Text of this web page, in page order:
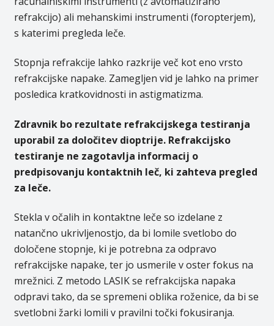
refrakcijo) ali mehanskimi instrumenti (foropterjem),
s katerimi pregleda leče.
Stopnja refrakcije lahko razkrije več kot eno vrsto
refrakcijske napake. Zamegljen vid je lahko na primer
posledica kratkovidnosti in astigmatizma.
Zdravnik bo rezultate refrakcijskega testiranja
uporabil za določitev dioptrije. Refrakcijsko
testiranje ne zagotavlja informacij o
predpisovanju kontaktnih leč, ki zahteva pregled
za leče.
Stekla v očalih in kontaktne leče so izdelane z
natančno ukrivljenostjo, da bi lomile svetlobo do
določene stopnje, ki je potrebna za odpravo
refrakcijske napake, ter jo usmerile v oster fokus na
mrežnici. Z metodo LASIK se refrakcijska napaka
odpravi tako, da se spremeni oblika roženice, da bi se
svetlobni žarki lomili v pravilni točki fokusiranja.